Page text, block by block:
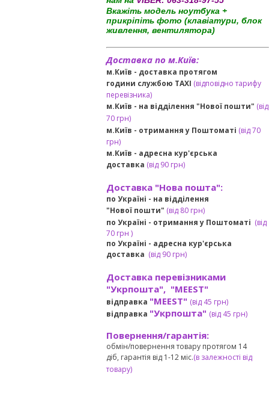
Вкажіть модель ноутбука +
прикріпіть фото (клавіатури, блок
живлення, вентилятора)
Доставка по м.Київ:
м.Київ - доставка протягом
години службою TAXI (відповідно тарифу
перевізника)
м.Київ - на відділення "Нової пошти" (від
70 грн)
м.Київ - отримання у Поштоматі (від 70
грн)
м.Київ - адресна кур'єрська
доставка (від90 грн)
Доставка "Нова пошта":
по Україні - на відділення
"Нової пошти" (від 80 грн)
по Україні - отримання у Поштоматі (від
70 грн )
по Україні - адресна кур'єрська
доставка (від90 грн)
Доставка перевізниками
"Укрпошта", "MEEST"
відправка "MEEST" (від 45 грн)
відправка "Укрпошта" (від 45 грн)
Повернення/гарантія:
обмін/повернення товару протягом 14
діб, гарантія від 1-12 міс.(в залежності від
товару)